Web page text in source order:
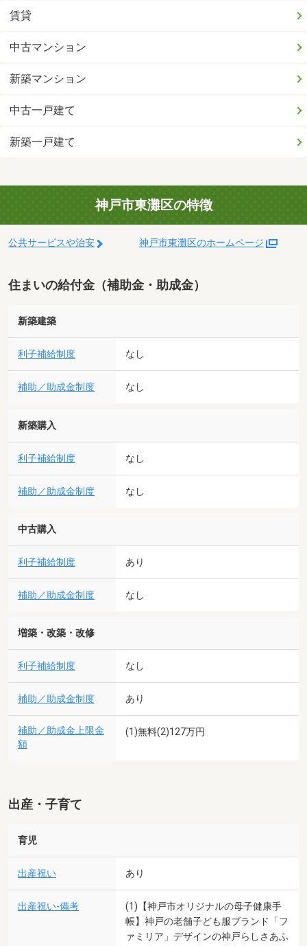
賃貸
中古マンション
新築マンション
中古一戸建て
新築一戸建て
神戸市東灘区の特徴
公共サービスや治安 神戸市東灘区のホームページ
住まいの給付金（補助金・助成金）
新築建築
利子補給制度 なし
補助／助成金制度 なし
新築購入
利子補給制度 なし
補助／助成金制度 なし
中古購入
利子補給制度 あり
補助／助成金制度 なし
増築・改築・改修
利子補給制度 なし
補助／助成金制度 あり
補助／助成金上限金
額
(1)無料(2)127万円
出産・子育て
育児
出産祝い あり
出産祝い-備考
(1)【神戸市オリジナルの母子健康手
帳】神戸の老舗子ども服ブランド「フ
ァミリア」デザインの神戸らしさあふ